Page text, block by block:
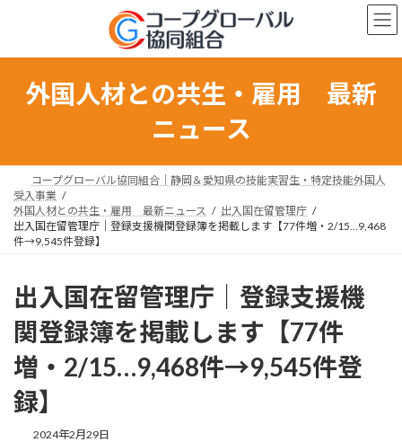
ン
プ
ー
動
外国人材との共生・雇用 最新
ニュース
コープグローバル協同組合｜静岡＆愛知県の技能実習生・特定技能外国人
受入事業
外国人材との共生・雇用 最新ニュース
出入国在留管理庁
出入国在留管理庁｜登録支援機関登録簿を掲載します【77件増・2/15…9,468
件→9,545件登録】
出入国在留管理庁｜登録支援機
関登録簿を掲載します【77件
増・2/15…9,468件→9,545件登
録】
2024年2月29日